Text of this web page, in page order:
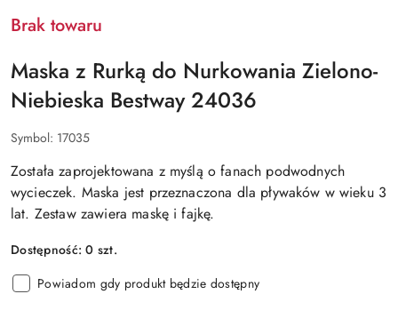
Brak towaru
Maska z Rurką do Nurkowania Zielono-
Niebieska Bestway 24036
Symbol: 17035
Została zaprojektowana z myślą o fanach podwodnych
wycieczek. Maska jest przeznaczona dla pływaków w wieku 3
lat. Zestaw zawiera maskę i fajkę.
Dostępność:0 szt.
Powiadom gdy produkt będzie dostępny